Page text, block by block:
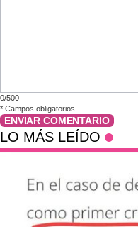
0/500
* Campos obligatorios
ENVIAR COMENTARIO
LO MÁS LEÍDO